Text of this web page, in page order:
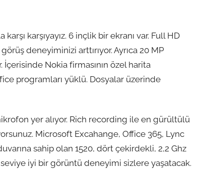
karşıyayız. 6 inçlik bir ekranı var. Full HD
deneyiminizi arttırıyor. Ayrıca 20 MP
Nokia firmasının özel harita
programları yüklü. Dosyalar üzerinde
yer alıyor. Rich recording ile en gürültülü
Microsoft Excahange, Office 365, Lync
sahip olan 1520, dört çekirdekli, 2,2 Ghz
iyi bir görüntü deneyimi sizlere yaşatacak.